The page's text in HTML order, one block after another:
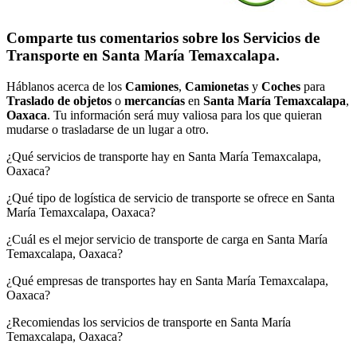
Comparte tus comentarios sobre los Servicios de
Transporte en Santa María Temaxcalapa.
Háblanos acerca de los Camiones, Camionetas y Coches para
Traslado de objetos o mercancías en Santa María Temaxcalapa,
Oaxaca. Tu información será muy valiosa para los que quieran
mudarse o trasladarse de un lugar a otro.
¿Qué servicios de transporte hay en Santa María Temaxcalapa,
Oaxaca?
¿Qué tipo de logística de servicio de transporte se ofrece en Santa
María Temaxcalapa, Oaxaca?
¿Cuál es el mejor servicio de transporte de carga en Santa María
Temaxcalapa, Oaxaca?
¿Qué empresas de transportes hay en Santa María Temaxcalapa,
Oaxaca?
¿Recomiendas los servicios de transporte en Santa María
Temaxcalapa, Oaxaca?